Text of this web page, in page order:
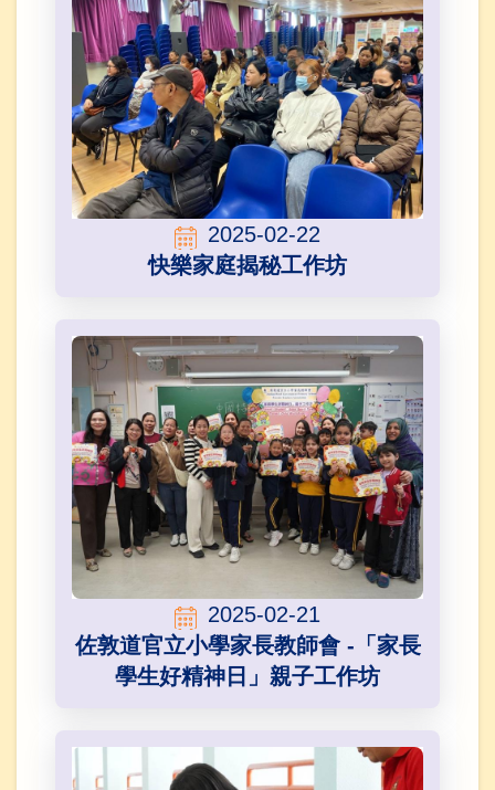
2025-02-22
快樂家庭揭秘工作坊
2025-02-21
佐敦道官立小學家長教師會 -「家長
學生好精神日」親子工作坊